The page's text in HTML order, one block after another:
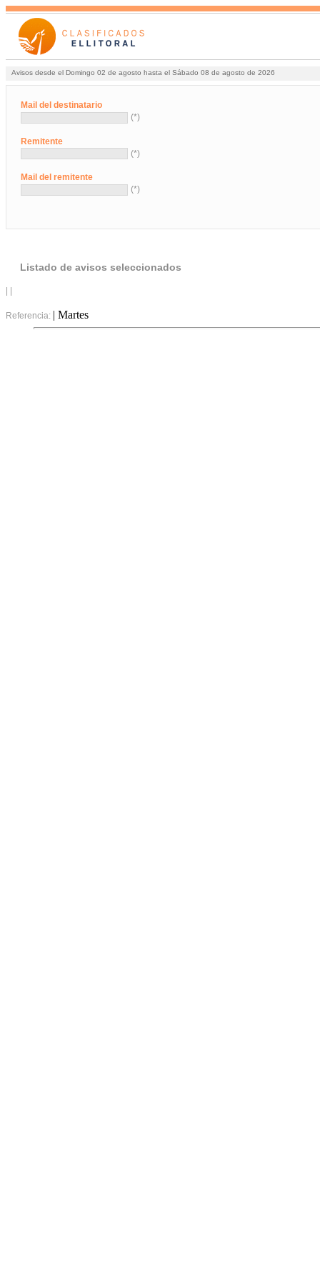
Avisos desde el Domingo 02 de agosto hasta el Sábado 08 de agosto de 2026
Mail del destinatario
(*)
Remitente
(*)
Mail del remitente
(*)
Listado de avisos seleccionados
Referencia: | Martes